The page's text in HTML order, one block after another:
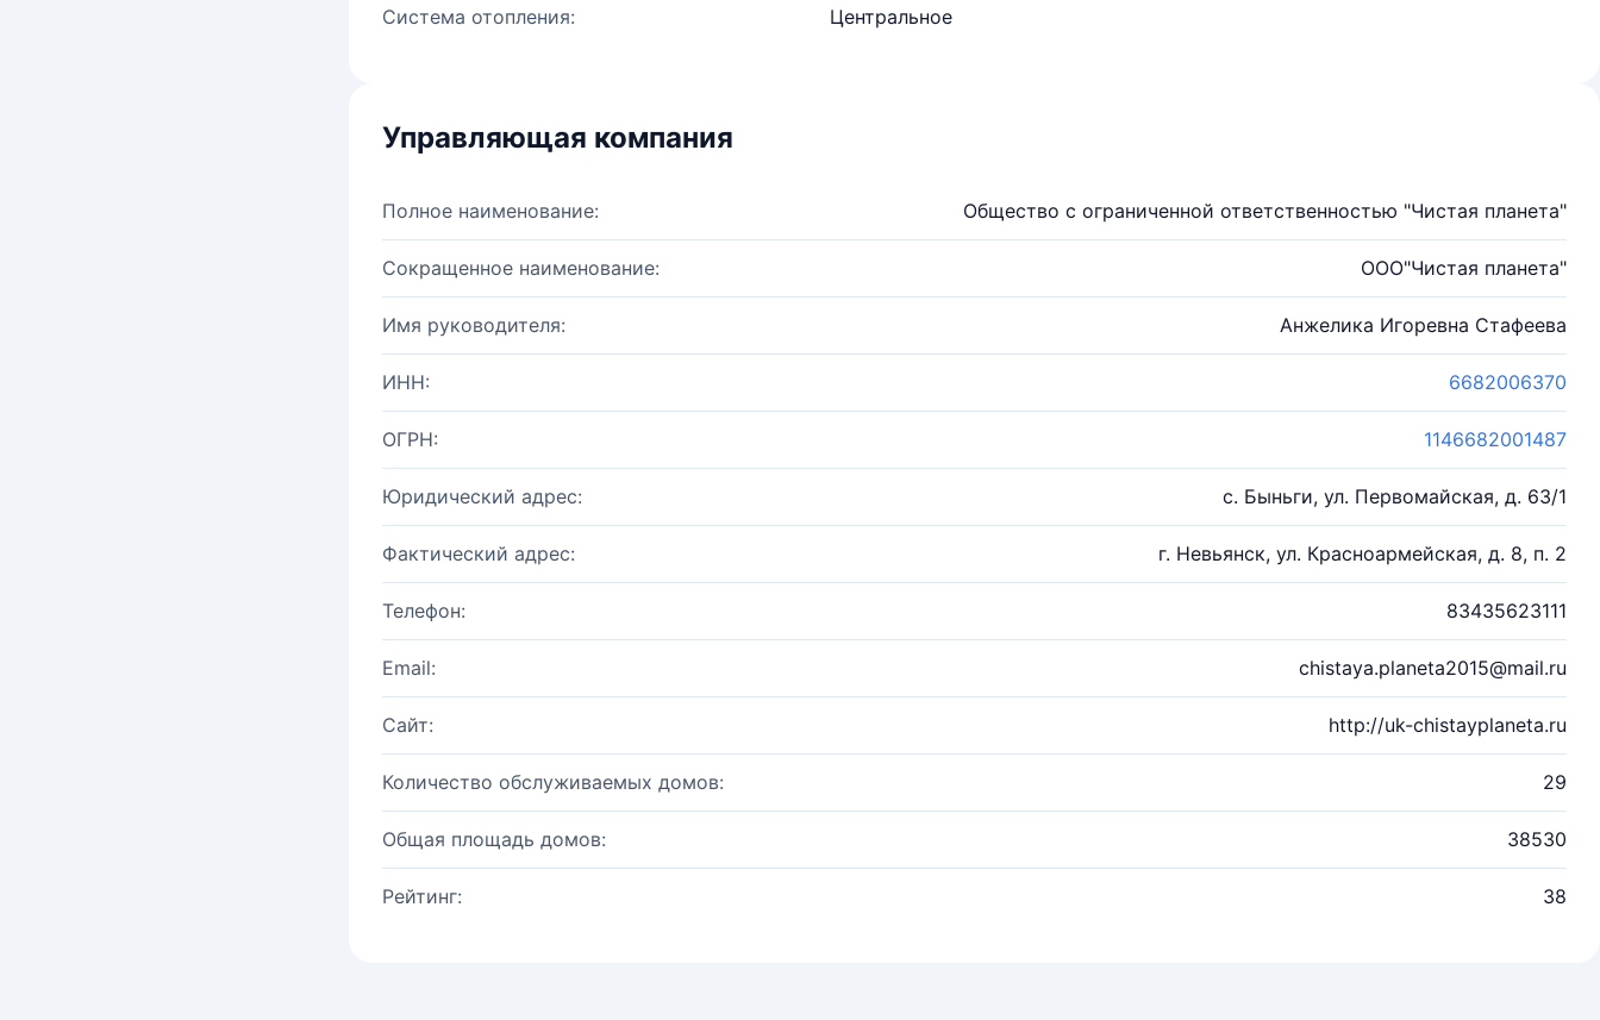
Система отопления: Центральное
Управляющая компания
Полное наименование: Общество с ограниченной ответственностью "Чистая планета"
Сокращенное наименование: ООО"Чистая планета"
Имя руководителя: Анжелика Игоревна Стафеева
ИНН: 6682006370
ОГРН: 1146682001487
Юридический адрес: с. Быньги, ул. Первомайская, д. 63/1
Фактический адрес: г. Невьянск, ул. Красноармейская, д. 8, п. 2
Телефон: 83435623111
Email: chistaya.planeta2015@mail.ru
Сайт: http://uk-chistayplaneta.ru
Количество обслуживаемых домов: 29
Общая площадь домов: 38530
Рейтинг: 38